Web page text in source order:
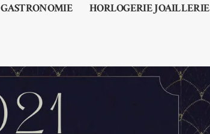
GASTRONOMIE HORLOGERIE JOAILLERIE